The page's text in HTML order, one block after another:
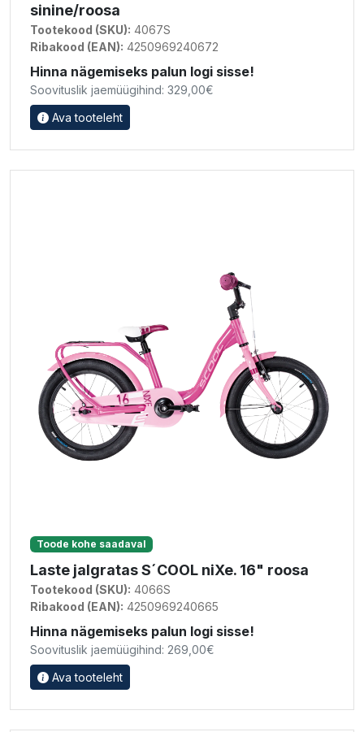
sinine/roosa
Tootekood (SKU): 4067S
Ribakood (EAN): 4250969240672
Hinna nägemiseks palun logi sisse!
Soovituslik jaemüügihind: 329,00€
Ava tooteleht
Toode kohe saadaval
Laste jalgratas S´COOL niXe. 16" roosa
Tootekood (SKU): 4066S
Ribakood (EAN): 4250969240665
Hinna nägemiseks palun logi sisse!
Soovituslik jaemüügihind: 269,00€
Ava tooteleht